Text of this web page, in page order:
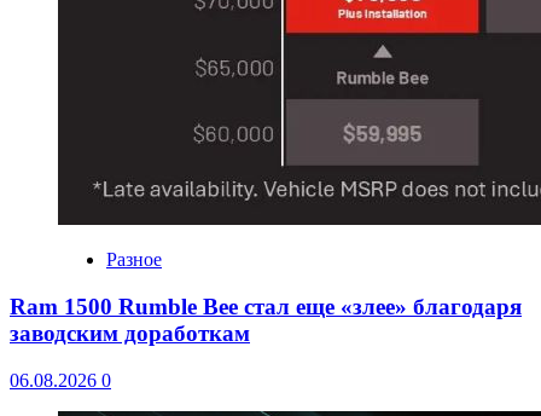
Разное
Ram 1500 Rumble Bee стал еще «злее» благодаря
заводским доработкам
06.08.2026 0